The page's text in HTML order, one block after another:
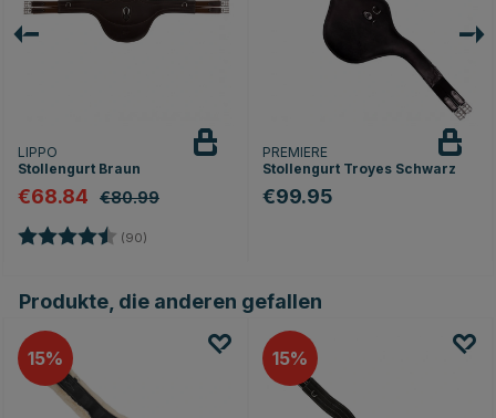
LIPPO
Stollengurt Braun
€68.84 €80.99
Bewertung: (90)
PREMIERE
Stollengurt Troyes Schwarz
€99.95
Produkte, die anderen gefallen
15 15